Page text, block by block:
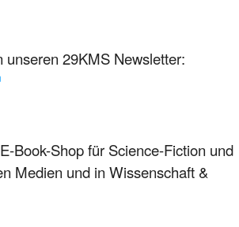
unseren 29KMS Newsletter:
Book-Shop für Science-Fiction und
Medien und in Wissenschaft &